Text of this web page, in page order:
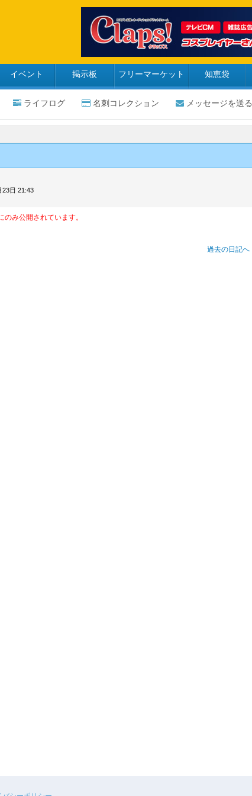
イベント 掲示板 フリーマーケット 知恵袋
ライフログ 名刺コレクション メッセージを送る
23日 21:43
のみ公開されています。
過去の日記へ